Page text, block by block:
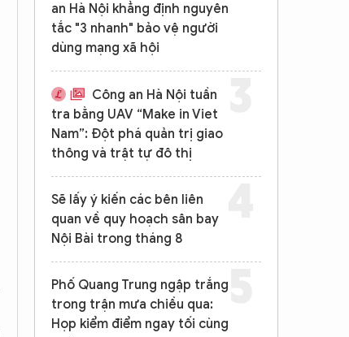
an Hà Nội khẳng định nguyên
tắc "3 nhanh" bảo vệ người
dùng mạng xã hội
Công an Hà Nội tuần
tra bằng UAV “Make in Viet
Nam”: Đột phá quản trị giao
thông và trật tự đô thị
Sẽ lấy ý kiến các bên liên
quan về quy hoạch sân bay
Nội Bài trong tháng 8
Phố Quang Trung ngập trắng
trong trận mưa chiều qua:
Họp kiểm điểm ngay tối cùng